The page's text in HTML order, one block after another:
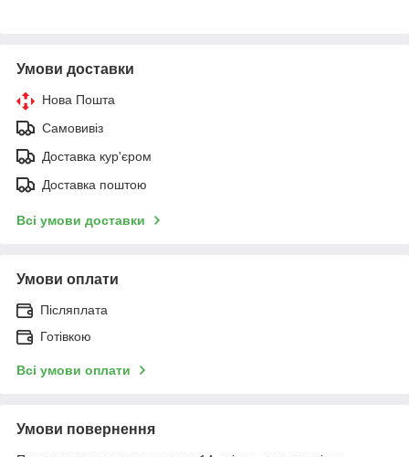
Умови доставки
Нова Пошта
Самовивіз
Доставка кур'єром
Доставка поштою
Всі умови доставки
Умови оплати
Післяплата
Готівкою
Всі умови оплати
Умови повернення